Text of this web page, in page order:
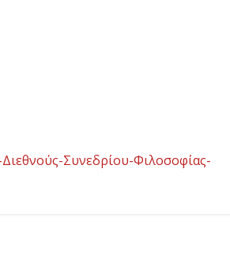
Συνεδρίου-Φιλοσοφίας-